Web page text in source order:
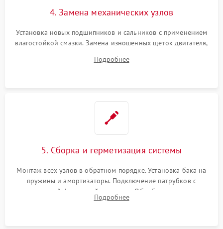
4. Замена механических узлов
Установка новых подшипников и сальников с применением
влагостойкой смазки. Замена изношенных щеток двигателя,
или поврежденной резиновой манжеты.
Подробнее
5. Сборка и герметизация системы
Монтаж всех узлов в обратном порядке. Установка бака на
пружины и амортизаторы. Подключение патрубков с
надежной фиксацией хомутами. Обработка стыков
герметиком для предотвращения возможных протечек воды.
Подробнее